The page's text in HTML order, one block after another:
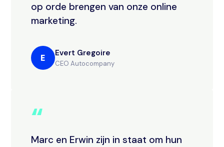
op orde brengen van onze online
marketing.
E Evert Gregoire
CEO Autocompany
“
Marc en Erwin zijn in staat om hun